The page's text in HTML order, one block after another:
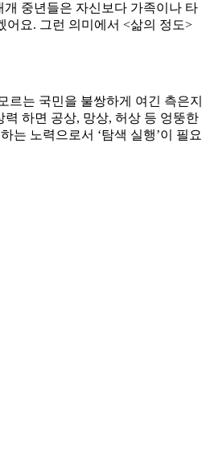
개 중년들은 자신보다 가족이나 타
어요. 그런 의미에서 <삶의 정도>
르는 국민을 불쌍하게 여긴 측은지
하면 공상, 망상, 허상 등 엉뚱한
는 노력으로서 ‘탐색 실행’이 필요